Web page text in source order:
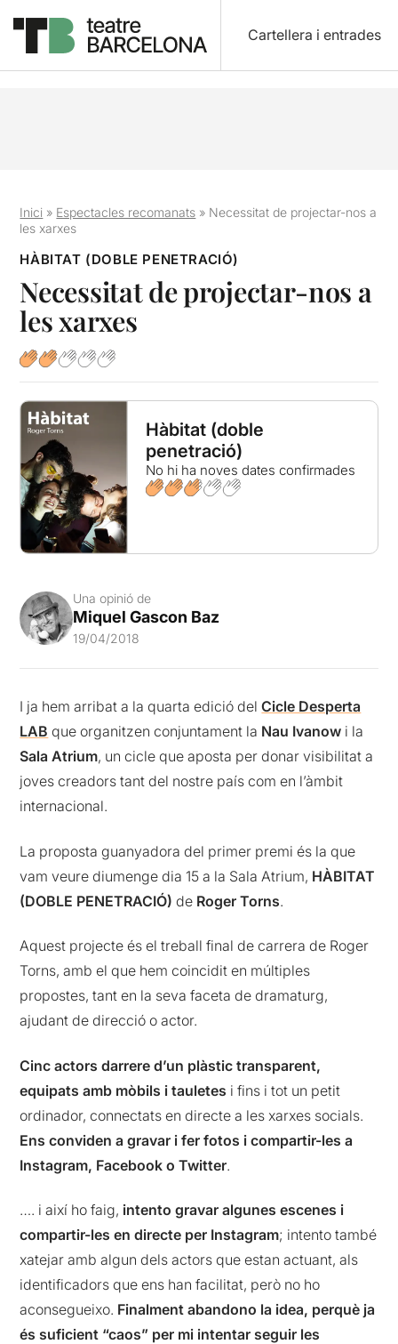
Cartellera i entrades
Inici » Espectacles recomanats » Necessitat de projectar-nos a
les xarxes
HÀBITAT (DOBLE PENETRACIÓ)
Necessitat de projectar-nos a
les xarxes
Hàbitat (doble
penetració)
No hi ha noves dates confirmades
Una opinió de
Miquel Gascon Baz
19/04/2018
I ja hem arribat a la quarta edició delCicle Desperta
LAB que organitzen conjuntament la Nau Ivanow i la
Sala Atrium, un cicle que aposta per donar visibilitat a
joves creadors tant del nostre país com en l’àmbit
internacional.
La proposta guanyadora del primer premi és la que
vam veure diumenge dia 15 a la Sala Atrium, HÀBITAT
(DOBLE PENETRACIÓ) de Roger Torns.
Aquest projecte és el treball final de carrera de Roger
Torns, amb el que hem coincidit en múltiples
propostes, tant en la seva faceta de dramaturg,
ajudant de direcció o actor.
Cinc actors darrere d’un plàstic transparent,
equipats amb mòbils i tauletes i fins i tot un petit
ordinador, connectats en directe a les xarxes socials.
Ens conviden a gravar i fer fotos i compartir-les a
Instagram, Facebook o Twitter.
…. i així ho faig, intento gravar algunes escenes i
compartir-les en directe per Instagram; intento també
xatejar amb algun dels actors que estan actuant, als
identificadors que ens han facilitat, però no ho
aconsegueixo. Finalment abandono la idea, perquè ja
és suficient “caos” per mi intentar seguir les